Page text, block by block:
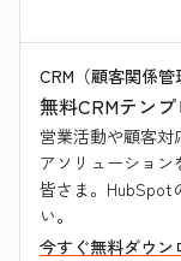
CRM（顧客関係
無料CRMテン
営業活動や顧客対
アソリューショ
皆さま。HubSpot
い。
今すぐ無料ダウン